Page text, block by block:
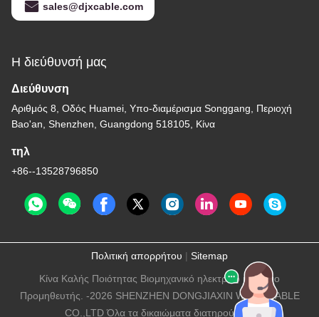
sales@djxcable.com
Η διεύθυνσή μας
Διεύθυνση
Αριθμός 8, Οδός Huamei, Υπο-διαμέρισμα Songgang, Περιοχή
Bao'an, Shenzhen, Guangdong 518105, Κίνα
τηλ
+86--13528796850
Πολιτική απορρήτου | Sitemap
Κίνα Καλής Ποιότητας Βιομηχανικό ηλεκτρικό καλώδιο
Προμηθευτής. -2026 SHENZHEN DONGJIAXIN WIRE&CABLE
CO.,LTD Όλα τα δικαιώματα διατηρούνται.